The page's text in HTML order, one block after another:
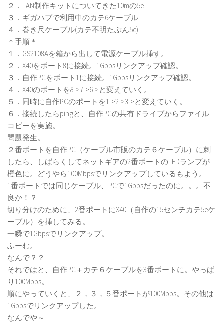
２．LAN制作キットについてきた10mの5e
３．ギガハブで利用中のカテ6ケーブル
４．巻き尺ケーブル(カテ不明たぶん5e)
＊手順＊
１．GS2108Aを箱から出して電源ケーブル挿す。
２．X40をポート8に接続。1Gbpsリンクアップ確認。
３．自作PCをポート1に接続。1Gbpsリンクアップ確認。
４．X40のポートを8->7->6->と変えていく。
５．同時に自作PCのポートを1->2->3->と変えていく。
６．接続したらpingと、自作PCの共有ドライブからファイル
コピーを実施。
問題発生。
２番ポートを自作PC（ケーブル市販のカテ６ケーブル）に刺
したら、しばらくしてネットギアの2番ポートのLEDランプが
橙色に。どうやら100Mbpsでリンクアップしているもよう。
1番ポートでは同じケーブル、PCで1Gbpsだったのに。。。不
良か！？
切り分けのために、2番ポートにX40（自作の15センチカテ5eケ
ーブル）を挿してみる。
一瞬で1Gbpsでリンクアップ。
ふーむ。
なんで？？
それではと、自作PC＋カテ６ケーブルを3番ポートに。やっぱ
り100Mbps。
順にやっていくと、２，３，５番ポートが100Mbps。その他は
1Gbpsでリンクアップした。
なんでや～